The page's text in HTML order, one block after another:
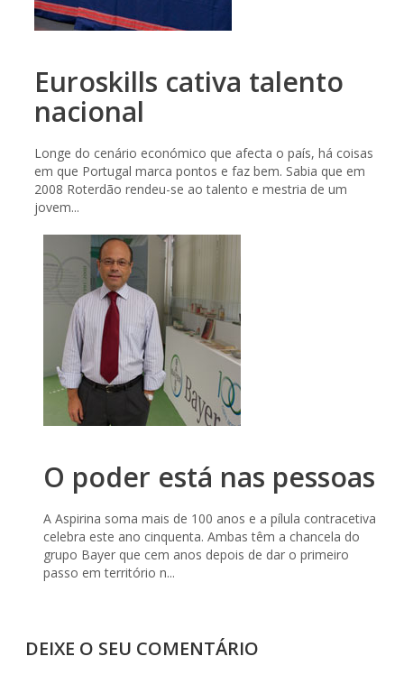
Euroskills cativa talento
nacional
Longe do cenário económico que afecta o país, há coisas
em que Portugal marca pontos e faz bem. Sabia que em
2008 Roterdão rendeu-se ao talento e mestria de um
jovem...
O poder está nas pessoas
A Aspirina soma mais de 100 anos e a pílula contracetiva
celebra este ano cinquenta. Ambas têm a chancela do
grupo Bayer que cem anos depois de dar o primeiro
passo em território n...
DEIXE O SEU COMENTÁRIO